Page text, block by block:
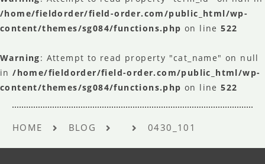
/home/fieldorder/field-order.com/public_html/wp-
content/themes/sg084/functions.php on line522
Warning: Attempt to read property "cat_name" on null
in/home/fieldorder/field-order.com/public_html/wp-
content/themes/sg084/functions.php on line522
HOME BLOG 0430_101